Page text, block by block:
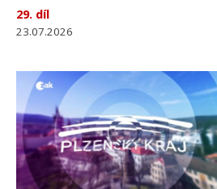
29. díl
23.07.2026